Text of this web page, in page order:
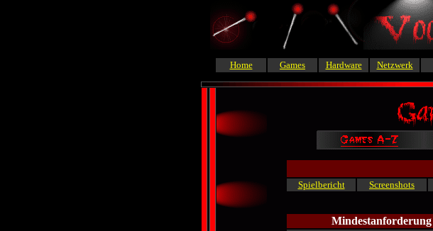
Home Games Hardware Netzwerk
Spielbericht Screenshots
Mindestanforderung